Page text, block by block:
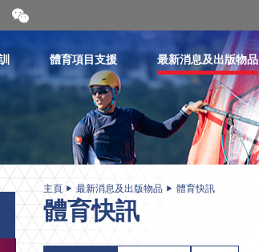
開
合
二
維
體育項目支援 最新消息及出版物品
主頁 最新消息及出版物品 體育快訊
體育快訊